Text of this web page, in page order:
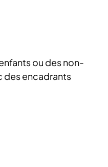
ou des non-
des encadrants